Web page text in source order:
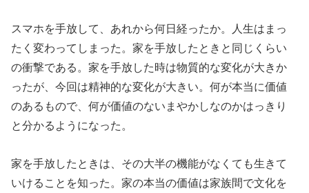
スマホを手放して、あれから何日経ったか。人生はまっ
たく変わってしまった。家を手放したときと同じくらい
の衝撃である。家を手放した時は物質的な変化が大きか
ったが、今回は精神的な変化が大きい。何が本当に価値
のあるもので、何が価値のないまやかしなのかはっきり
と分かるようになった。
家を手放したときは、その大半の機能がなくても生きて
いけることを知った。家の本当の価値は家族間で文化を